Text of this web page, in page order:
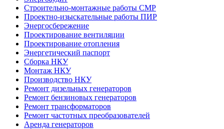
Строительно-монтажные работы СМР
Проектно-изыскательные работы ПИР
Энергосбережение
Проектирование вентиляции
Проектирование отопления
Энергетический паспорт
Сборка НКУ
Монтаж НКУ
Производство НКУ
Ремонт дизельных генераторов
Ремонт бензиновых генераторов
Ремонт трансформаторов
Ремонт частотных преобразователей
Аренда генераторов